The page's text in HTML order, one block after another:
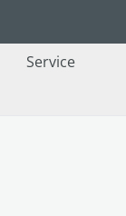
Service